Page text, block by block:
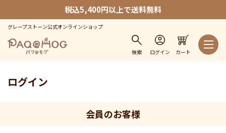
税込5,400円以上で送料無料
グレープストーン公式オンラインショップ
検索 ログイン カート
ログイン
会員のお客様